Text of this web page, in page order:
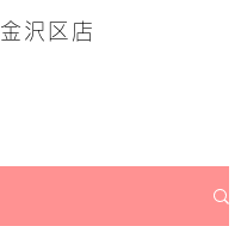
金沢区店